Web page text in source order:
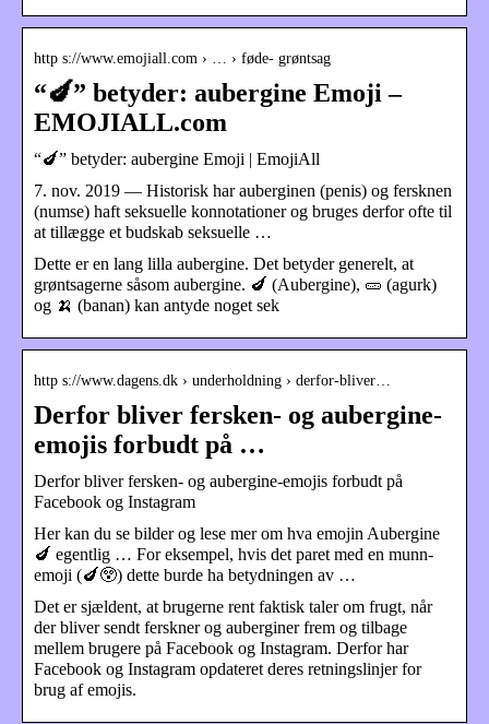
http s://www.emojiall.com › … › føde- grøntsag
“🍆” betyder: aubergine Emoji –
EMOJIALL.com
“🍆” betyder: aubergine Emoji | EmojiAll
7. nov. 2019 — Historisk har auberginen (penis) og fersknen
(numse) haft seksuelle konnotationer og bruges derfor ofte til
at tillægge et budskab seksuelle …
Dette er en lang lilla aubergine. Det betyder generelt, at
grøntsagerne såsom aubergine. 🍆 (Aubergine), 🥒 (agurk)
og 🍌 (banan) kan antyde noget sek
http s://www.dagens.dk › underholdning › derfor-bliver…
Derfor bliver fersken- og aubergine-
emojis forbudt på …
Derfor bliver fersken- og aubergine-emojis forbudt på
Facebook og Instagram
Her kan du se bilder og lese mer om hva emojin Aubergine
🍆 egentlig … For eksempel, hvis det paret med en munn-
emoji (🍆😲) dette burde ha betydningen av …
Det er sjældent, at brugerne rent faktisk taler om frugt, når
der bliver sendt ferskner og auberginer frem og tilbage
mellem brugere på Facebook og Instagram. Derfor har
Facebook og Instagram opdateret deres retningslinjer for
brug af emojis.